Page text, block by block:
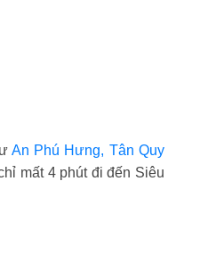
An Phú Hưng, Tân Quy
mất 4 phút đi đến Siêu